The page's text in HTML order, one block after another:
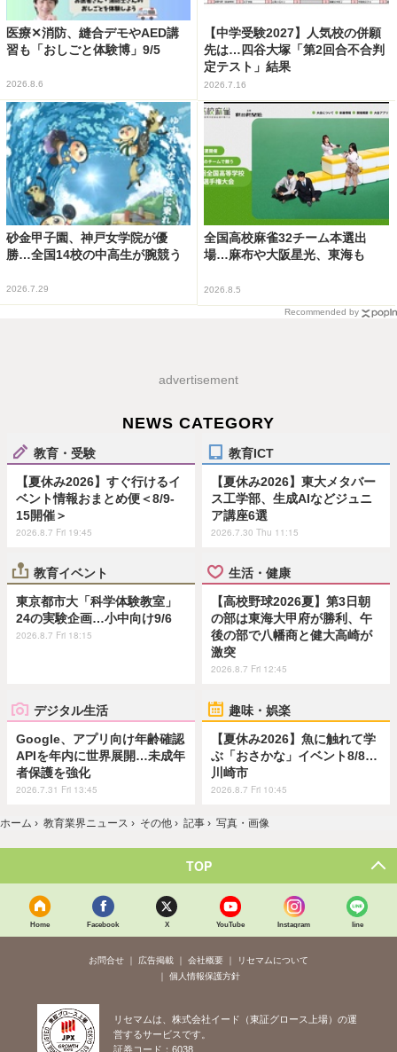
医療✕消防、縫合デモやAED講
習も「おしごと体験博」9/5
2026.8.6
【中学受験2027】人気校の併願
先は…四谷大塚「第2回合不合判
定テスト」結果
2026.7.16
砂金甲子園、神戸女学院が優
勝…全国14校の中高生が腕競う
2026.7.29
全国高校麻雀32チーム本選出
場…麻布や大阪星光、東海も
2026.8.5
Recommended by
advertisement
NEWS CATEGORY
教育・受験
【夏休み2026】すぐ行けるイ
ベント情報おまとめ便＜8/9-
15開催＞
2026.8.7 Fri 19:45
教育ICT
【夏休み2026】東大メタバー
ス工学部、生成AIなどジュニ
ア講座6選
2026.7.30 Thu 11:15
教育イベント
東京都市大「科学体験教室」
24の実験企画…小中向け9/6
2026.8.7 Fri 18:15
生活・健康
【高校野球2026夏】第3日朝
の部は東海大甲府が勝利、午
後の部で八幡商と健大高崎が
激突
2026.8.7 Fri 12:45
デジタル生活
Google、アプリ向け年齢確認
APIを年内に世界展開…未成年
者保護を強化
2026.7.31 Fri 13:45
趣味・娯楽
【夏休み2026】魚に触れて学
ぶ「おさかな」イベント8/8…
川崎市
2026.8.7 Fri 10:45
ホーム › 教育業界ニュース › その他 › 記事 › 写真・画像
TOP
Home Facebook X YouTube Instagram line
お問合せ 広告掲載 会社概要
リセマムについて
個人情報保護方針
リセマムは、株式会社イード（東証グロース上場）の運
営するサービスです。
証券コード：6038